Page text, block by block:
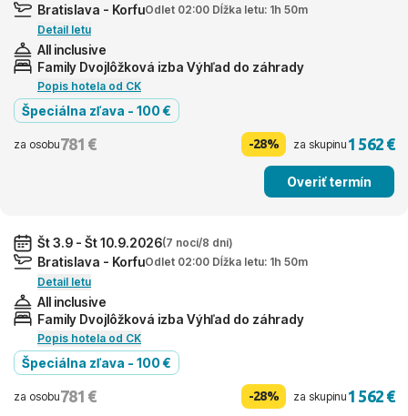
Bratislava - KorfuOdlet 02:00 Dĺžka letu: 1h 50m
Detail letu
All inclusive
Family Dvojlôžková izba Výhľad do záhrady
Popis hotela od CK
Špeciálna zľava - 100 €
za osobu781 € -28% za skupinu1 562 €
Overiť termín
Št 3.9 - Št 10.9.2026(7 nocí/8 dní)
Bratislava - KorfuOdlet 02:00 Dĺžka letu: 1h 50m
Detail letu
All inclusive
Family Dvojlôžková izba Výhľad do záhrady
Popis hotela od CK
Špeciálna zľava - 100 €
za osobu781 € -28% za skupinu1 562 €